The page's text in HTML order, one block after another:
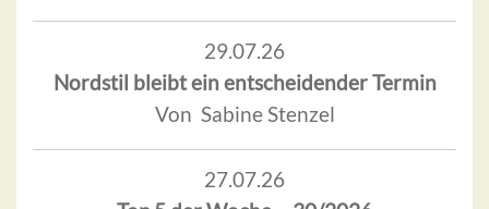
29.07.26
Nordstil bleibt ein entscheidender Termin
Von Sabine Stenzel
27.07.26